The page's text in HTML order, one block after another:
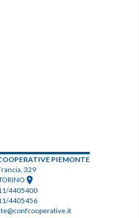
PIEMONTE
329
4405400
4405456